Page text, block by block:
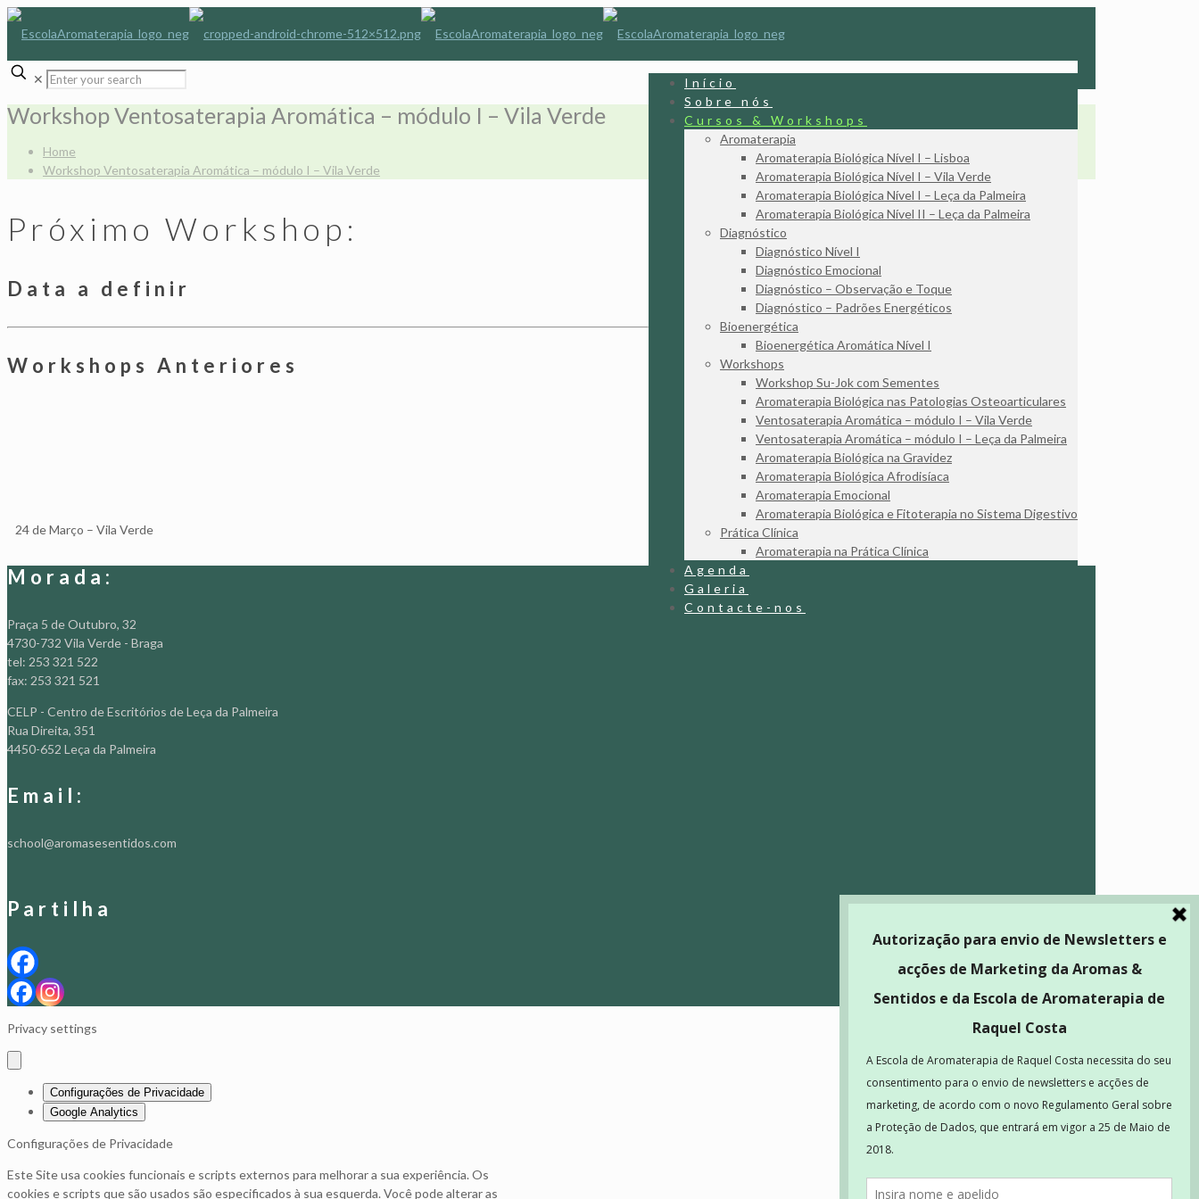
Início
Sobre nós
Cursos & Workshops
Aromaterapia
Aromaterapia Biológica Nível I – Lisboa
Aromaterapia Biológica Nível I – Vila Verde
Aromaterapia Biológica Nível I – Leça da Palmeira
Aromaterapia Biológica Nível II – Leça da Palmeira
Diagnóstico
Diagnóstico Nível I
Diagnóstico Emocional
Diagnóstico – Observação e Toque
Diagnóstico – Padrões Energéticos
Bioenergética
Bioenergética Aromática Nível I
Workshops
Workshop Su-Jok com Sementes
Aromaterapia Biológica nas Patologias Osteoarticulares
Ventosaterapia Aromática – módulo I – Vila Verde
Ventosaterapia Aromática – módulo I – Leça da Palmeira
Aromaterapia Biológica na Gravidez
Aromaterapia Biológica Afrodisíaca
Aromaterapia Emocional
Aromaterapia Biológica e Fitoterapia no Sistema Digestivo
Prática Clínica
Aromaterapia na Prática Clínica
Agenda
Galeria
Contacte-nos
✕
Workshop Ventosaterapia Aromática – módulo I – Vila Verde
Home
Workshop Ventosaterapia Aromática – módulo I – Vila Verde
Próximo Workshop:
Data a definir
Workshops Anteriores
24 de Março – Vila Verde
Morada:
Praça 5 de Outubro, 32
4730-732 Vila Verde - Braga
tel: 253 321 522
fax: 253 321 521
CELP - Centro de Escritórios de Leça da Palmeira
Rua Direita, 351
4450-652 Leça da Palmeira
Email:
school@aromasesentidos.com
Partilha
Privacy settings
Configurações de Privacidade
Google Analytics
Configurações de Privacidade
Este Site usa cookies funcionais e scripts externos para melhorar a sua experiência. Os
cookies e scripts que são usados são especificados à sua esquerda. Você pode alterar as